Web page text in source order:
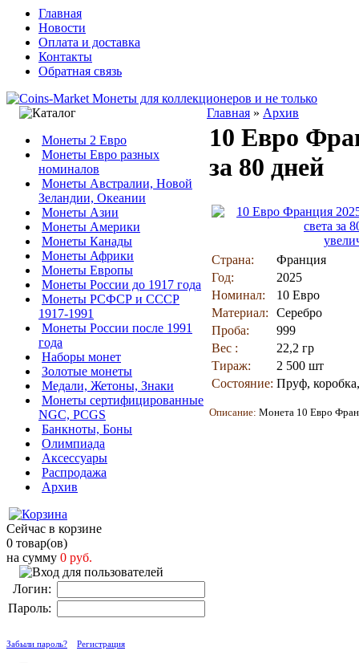
Главная
Новости
Оплата и доставка
Контакты
Обратная связь
Монеты 2 Евро
Монеты Евро разных
номиналов
Монеты Австралии, Новой
Зеландии, Океании
Монеты Азии
Монеты Америки
Монеты Канады
Монеты Африки
Монеты Европы
Монеты России до 1917 года
Монеты РСФСР и СССР
1917-1991
Монеты России после 1991
года
Наборы монет
Золотые монеты
Медали, Жетоны, Знаки
Монеты сертифицированные
NGC, PCGS
Банкноты, Боны
Олимпиада
Аксессуары
Распродажа
Архив
Сейчас в корзине
0 товар(ов)
на сумму 0 руб.
Логин:
Пароль:
Забыли пароль? Регистрация
Главная » Архив
10 Евро
за 80 дней
Страна:
Франция
Год:
2025
Номинал:
10 Евро
Материал:
Серебро
Проба:
999
Вес :
22,2 гр
Тираж:
2 500 шт
Состояние: Пруф,
Описание: Монета 10 Евро